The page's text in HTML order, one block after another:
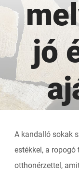
jó
A kandalló sokak
estékkel, a
otthonérzettel,